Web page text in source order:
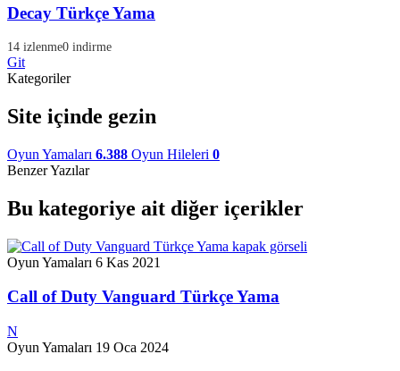
Decay Türkçe Yama
14 izlenme0 indirme
Git
Kategoriler
Site içinde gezin
Oyun Yamaları 6.388 Oyun Hileleri 0
Benzer Yazılar
Bu kategoriye ait diğer içerikler
Oyun Yamaları 6 Kas 2021
Call of Duty Vanguard Türkçe Yama
N
Oyun Yamaları 19 Oca 2024